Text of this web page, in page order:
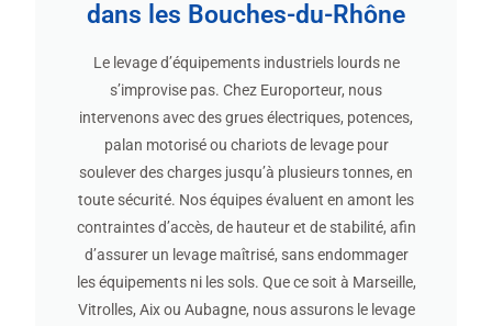
dans les Bouches-du-Rhône
Le levage d’équipements industriels lourds ne
s’improvise pas. Chez Europorteur, nous
intervenons avec des grues électriques, potences,
palan motorisé ou chariots de levage pour
soulever des charges jusqu’à plusieurs tonnes, en
toute sécurité. Nos équipes évaluent en amont les
contraintes d’accès, de hauteur et de stabilité, afin
d’assurer un levage maîtrisé, sans endommager
les équipements ni les sols. Que ce soit à Marseille,
Vitrolles, Aix ou Aubagne, nous assurons le levage